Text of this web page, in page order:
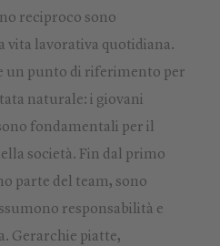
reciproco sono
vita lavorativa quotidiana.
un punto di riferimento per
naturale: i giovani
fondamentali per il
società. Fin dal primo
parte del team, sono
responsabilità e
Gerarchie piatte,